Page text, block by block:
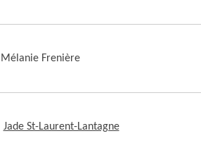
Mélanie Frenière
Jade St-Laurent-Lantagne